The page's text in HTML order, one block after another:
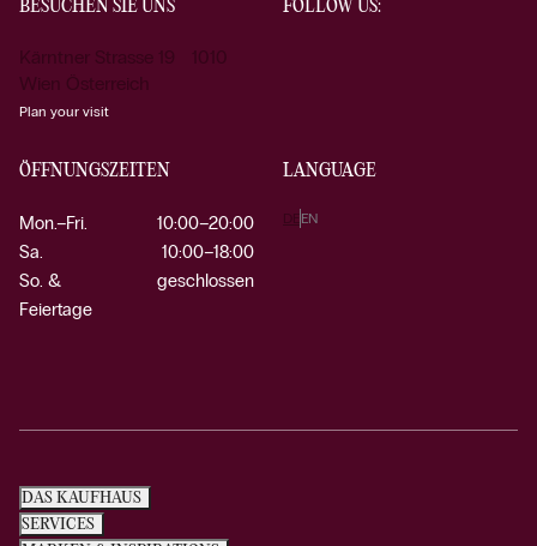
BESUCHEN SIE UNS
Kärntner Strasse 19 1010
Wien Österreich
Plan your visit
FOLLOW US:
ÖFFNUNGSZEITEN
Mon.–Fri.
10:00–20:00
Sa.
10:00–18:00
So. &
Feiertage
geschlossen
LANGUAGE
DE EN
DAS KAUFHAUS
SERVICES